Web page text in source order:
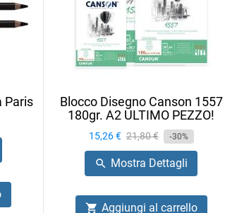
Paris
Blocco Disegno Canson 1557
180gr. A2 ULTIMO PEZZO!
Prezzo
15,26 € Prezzo
base
21,80 € -30%
 Mostra Dettagli
 Aggiungi al carrello